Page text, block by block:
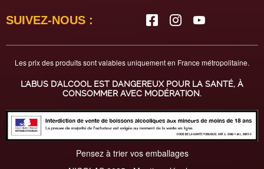
SUIVEZ-NOUS :
Les prix des produits sont valables uniquement en France métropolitaine.
L'ABUS D'ALCOOL EST DANGEREUX POUR LA SANTÉ, À
CONSOMMER AVEC MODÉRATION.
Pensez à trier vos emballages